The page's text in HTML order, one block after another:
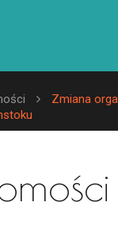
Zmiana